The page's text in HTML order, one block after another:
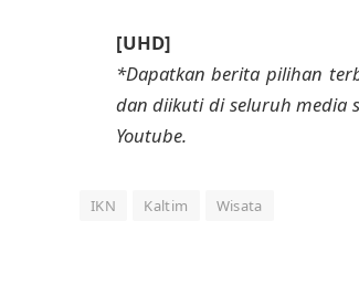
[UHD]
*Dapatkan berita pilihan
dan diikuti di seluruh media
Youtube.
IKN Kaltim Wisata